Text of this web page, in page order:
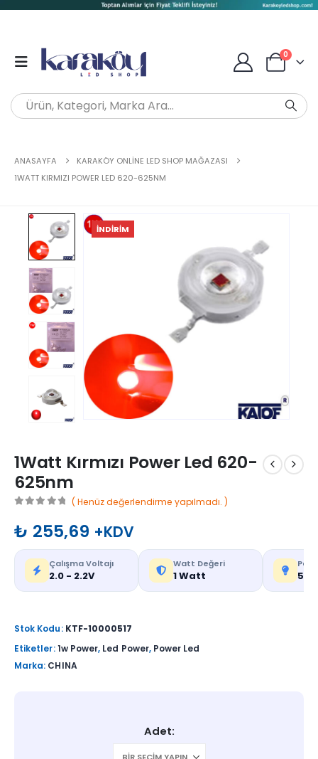
0
ANASAYFA
KARAKÖY ONLINE LED SHOP MAĞAZASI
1WATT KIRMIZI POWER LED 620-625NM
İNDIRIM
1Watt Kırmızı Power Led 620-
625nm
( Henüz değerlendirme yapılmadı. )
₺ 255,69 +KDV
Çalışma Voltajı
2.0 - 2.2V
Watt Değeri
1 Watt 50-
Stok Kodu: KTF-10000517
Etiketler:1w Power, Led Power, Power Led
Marka: CHINA
Adet